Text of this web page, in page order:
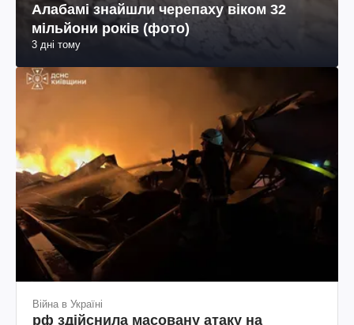
Алабамі знайшли черепаху віком 32
мільйони років (фото)
3 дні тому
Війна в Україні
рф здійснила масовану атаку на